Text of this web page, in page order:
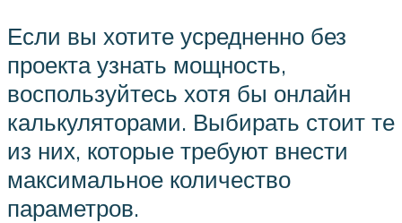
Если вы хотите усредненно без
проекта узнать мощность,
воспользуйтесь хотя бы онлайн
калькуляторами. Выбирать стоит те
из них, которые требуют внести
максимальное количество
параметров.